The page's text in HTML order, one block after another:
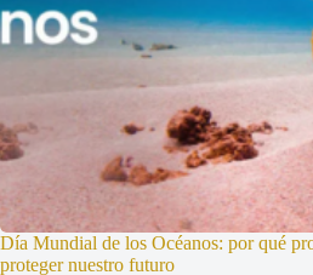
Día Mundial de los Océanos: por qué
proteger nuestro futuro